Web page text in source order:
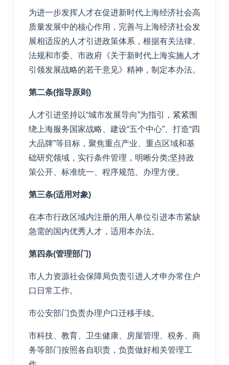
为进一步发挥人才在促进新时代上海经济社会高
质量发展中的核心作用，完善与上海经济社会发
展相适应的人才引进政策体系，根据有关法律、
法规和市委、市政府《关于新时代上海实施人才
引领发展战略的若干意见》精神，制定本办法。
第二条(指导原则)
人才引进坚持以“城市发展导向”为指引，紧紧围
绕上海服务国家战略、建设“五个中心”、打造“四
大品牌”等目标，聚焦重点产业、重点区域和基
础研究领域，实行条件管理，明晰分类;坚持政
策公开、标准统一、程序规范、办理方便。
第三条(适用对象)
在本市行政区域内注册的用人单位引进本市紧缺
急需的国内优秀人才，适用本办法。
第四条(管理部门)
市人力资源社会保障局负责引进人才申办常住户
口日常工作。
市公安部门负责办理户口迁移手续。
市科技、教育、卫生健康、房屋管理、税务、商
务等部门按照各自职责，负责做好相关管理工